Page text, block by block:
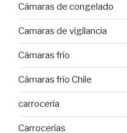
Cámaras de congelado
Camaras de vigilancia
Cámaras frío
Cámaras frío Chile
carroceria
Carrocerías